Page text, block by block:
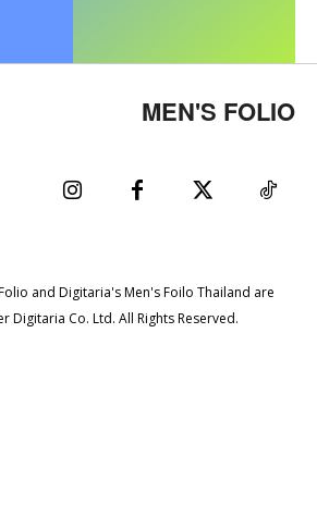
MEN'S FOLIO
and Digitaria's Men's Foilo Thailand are
Digitaria Co. Ltd. All Rights Reserved.